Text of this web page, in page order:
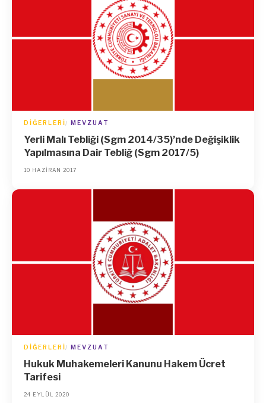
DIĞERLERI MEVZUAT
Yerli Malı Tebliği (Sgm 2014/35)’nde Değişiklik
Yapılmasına Dair Tebliğ (Sgm 2017/5)
10 HAZIRAN 2017
DIĞERLERI MEVZUAT
Hukuk Muhakemeleri Kanunu Hakem Ücret
Tarifesi
24 EYLÜL 2020